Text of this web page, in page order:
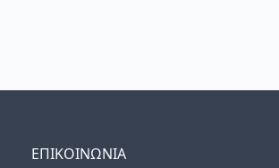
ΕΠΙΚΟΙΝΩΝΙΑ